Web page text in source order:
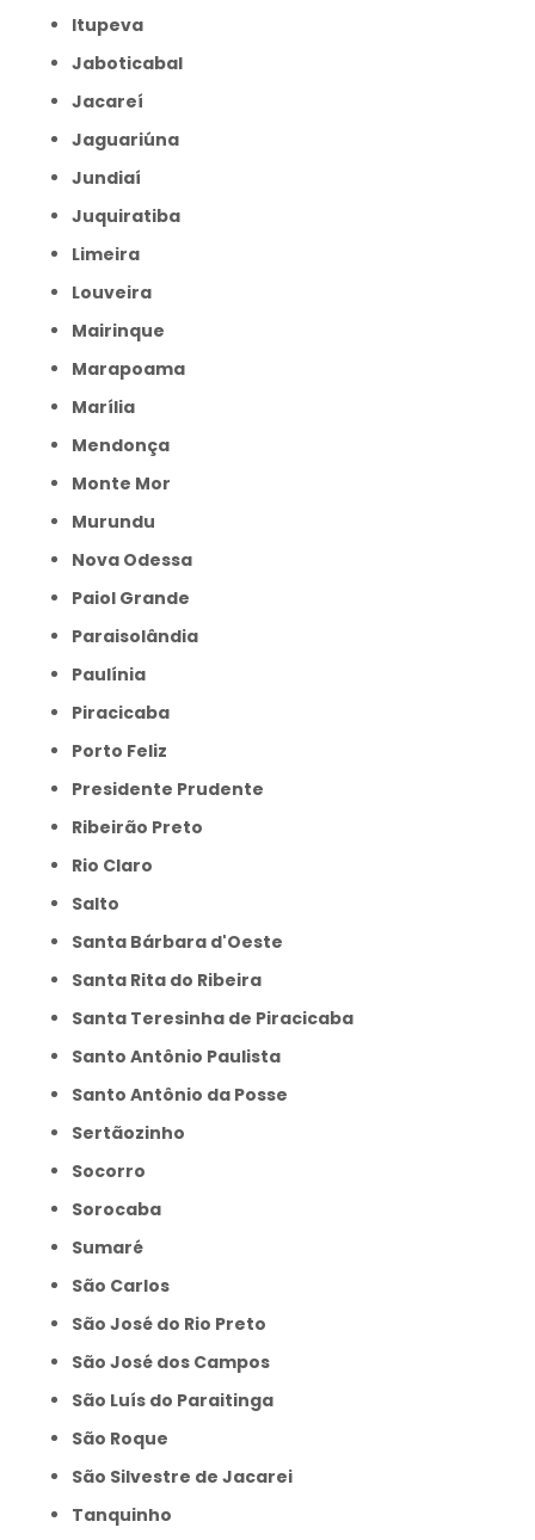
Itupeva
Jaboticabal
Jacareí
Jaguariúna
Jundiaí
Juquiratiba
Limeira
Louveira
Mairinque
Marapoama
Marília
Mendonça
Monte Mor
Murundu
Nova Odessa
Paiol Grande
Paraisolândia
Paulínia
Piracicaba
Porto Feliz
Presidente Prudente
Ribeirão Preto
Rio Claro
Salto
Santa Bárbara d'Oeste
Santa Rita do Ribeira
Santa Teresinha de Piracicaba
Santo Antônio Paulista
Santo Antônio da Posse
Sertãozinho
Socorro
Sorocaba
Sumaré
São Carlos
São José do Rio Preto
São José dos Campos
São Luís do Paraitinga
São Roque
São Silvestre de Jacarei
Tanquinho